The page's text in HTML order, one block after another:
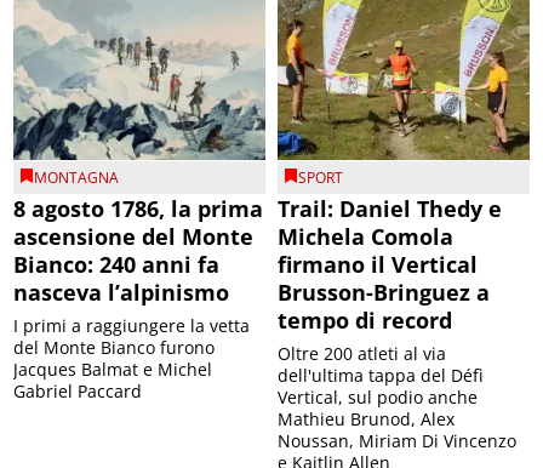
MONTAGNA
8 agosto 1786, la prima
ascensione del Monte
Bianco: 240 anni fa
nasceva l’alpinismo
I primi a raggiungere la vetta
del Monte Bianco furono
Jacques Balmat e Michel
Gabriel Paccard
SPORT
Trail: Daniel Thedy e
Michela Comola
firmano il Vertical
Brusson-Bringuez a
tempo di record
Oltre 200 atleti al via
dell'ultima tappa del Défì
Vertical, sul podio anche
Mathieu Brunod, Alex
Noussan, Miriam Di Vincenzo
e Kaitlin Allen